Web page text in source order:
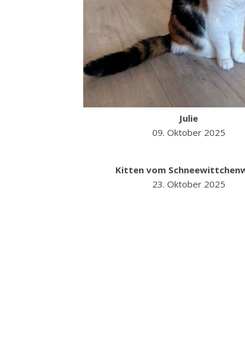
Julie
09. Oktober 2025
Kitten vom
23. Oktober 2025